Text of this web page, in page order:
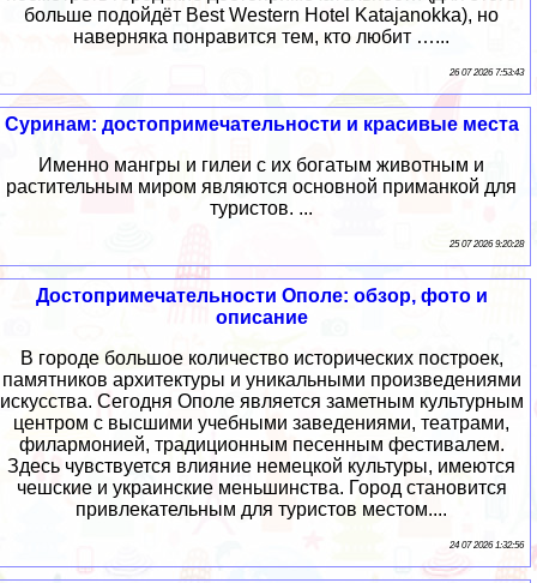
больше подойдёт Best Western Hotel Katajanokka), но
наверняка понравится тем, кто любит …...
26 07 2026 7:53:43
Суринам: достопримечательности и красивые места
Именно мангры и гилеи с их богатым животным и
растительным миром являются основной приманкой для
туристов. ...
25 07 2026 9:20:28
Достопримечательности Ополе: обзор, фото и
описание
В городе большое количество исторических построек,
памятников архитектуры и уникальными произведениями
искусства. Сегодня Ополе является заметным культурным
центром с высшими учебными заведениями, театрами,
филармонией, традиционным песенным фестивалем.
Здесь чувствуется влияние немецкой культуры, имеются
чешские и украинские меньшинства. Город становится
привлекательным для туристов местом....
24 07 2026 1:32:56